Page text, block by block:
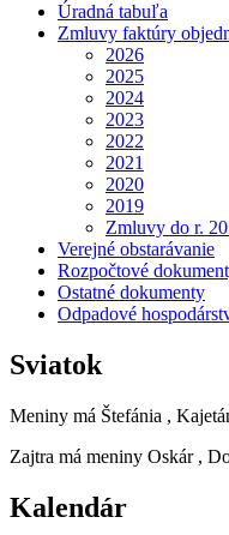
Úradná tabuľa
Zmluvy faktúry
2026
2025
2024
2023
2022
2021
2020
2019
Zmluvy do r.
Verejné obstarávanie
Rozpočtové
Ostatné dokumenty
Odpadové
Sviatok
Meniny má Štefánia ,
Zajtra má meniny Oskár ,
Kalendár